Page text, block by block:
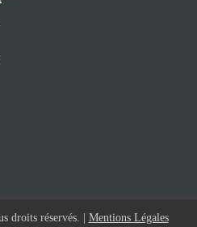
droits réservés. | Mentions Légales